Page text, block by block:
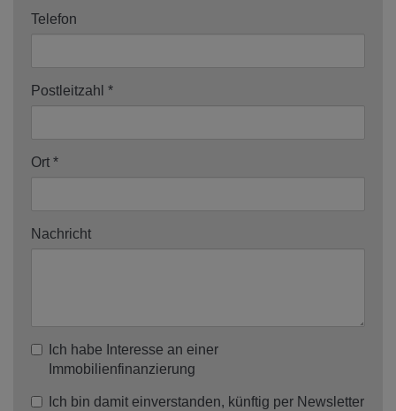
Telefon
Postleitzahl
Ort
Nachricht
Ich habe Interesse an einer
Immobilienfinanzierung
Ich bin damit einverstanden, künftig per Newsletter